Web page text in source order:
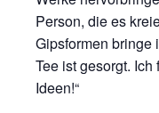
Person, die es
Gipsformen bringe
Tee ist gesorgt.
Ideen!“